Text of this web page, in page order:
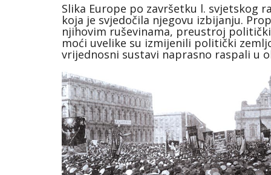
Slika Europe po završetku l. svjetskog
koja je svjedočila njegovu izbijanju.
njihovim ruševinama, preustroj
moći uvelike su izmijenili politički
vrijednosni sustavi naprasno raspali u